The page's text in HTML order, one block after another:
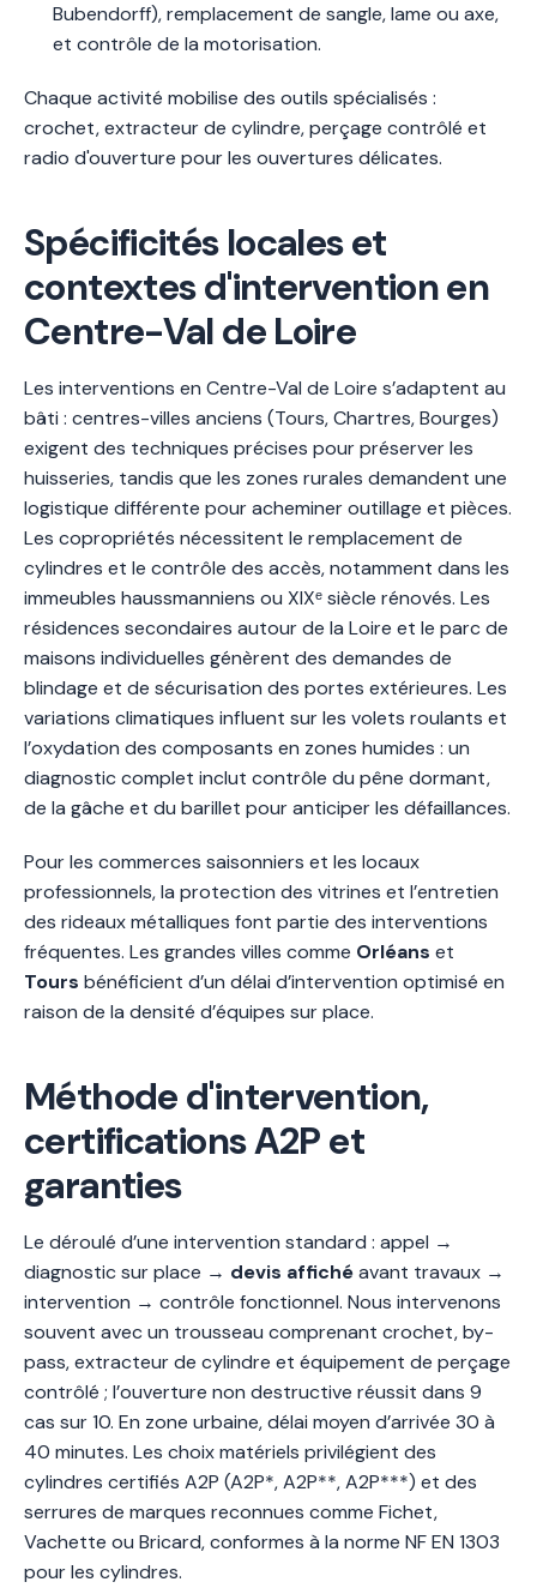
Bubendorff), remplacement de sangle, lame ou axe,
et contrôle de la motorisation.
Chaque activité mobilise des outils spécialisés :
crochet, extracteur de cylindre, perçage contrôlé et
radio d'ouverture pour les ouvertures délicates.
Spécificités locales et
contextes d'intervention en
Centre-Val de Loire
Les interventions en Centre-Val de Loire s’adaptent au
bâti : centres-villes anciens (Tours, Chartres, Bourges)
exigent des techniques précises pour préserver les
huisseries, tandis que les zones rurales demandent une
logistique différente pour acheminer outillage et pièces.
Les copropriétés nécessitent le remplacement de
cylindres et le contrôle des accès, notamment dans les
immeubles haussmanniens ou XIXᵉ siècle rénovés. Les
résidences secondaires autour de la Loire et le parc de
maisons individuelles génèrent des demandes de
blindage et de sécurisation des portes extérieures. Les
variations climatiques influent sur les volets roulants et
l’oxydation des composants en zones humides : un
diagnostic complet inclut contrôle du pêne dormant,
de la gâche et du barillet pour anticiper les défaillances.
Pour les commerces saisonniers et les locaux
professionnels, la protection des vitrines et l’entretien
des rideaux métalliques font partie des interventions
fréquentes. Les grandes villes comme Orléans et
Tours bénéficient d’un délai d’intervention optimisé en
raison de la densité d’équipes sur place.
Méthode d'intervention,
certifications A2P et
garanties
Le déroulé d’une intervention standard : appel →
diagnostic sur place → devis affichéavant travaux →
intervention → contrôle fonctionnel. Nous intervenons
souvent avec un trousseau comprenant crochet, by-
pass, extracteur de cylindre et équipement de perçage
contrôlé ; l’ouverture non destructive réussit dans 9
cas sur 10. En zone urbaine, délai moyen d’arrivée 30 à
40 minutes. Les choix matériels privilégient des
cylindres certifiés A2P (A2P*, A2P**, A2P***) et des
serrures de marques reconnues comme Fichet,
Vachette ou Bricard, conformes à la norme NF EN 1303
pour les cylindres.